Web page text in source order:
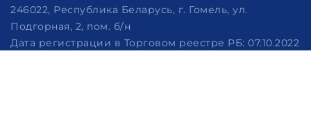
246022, Республика Беларусь, г. Гомель, ул.
Подгорная, 2, пом. б/н
Дата регистрации в Торговом реестре РБ: 07.10.2022